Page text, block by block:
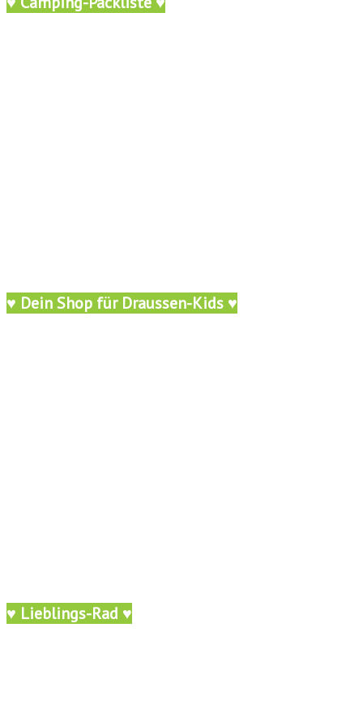
♥ Dein Shop für Draussen-Kids ♥
♥ Lieblings-Rad ♥